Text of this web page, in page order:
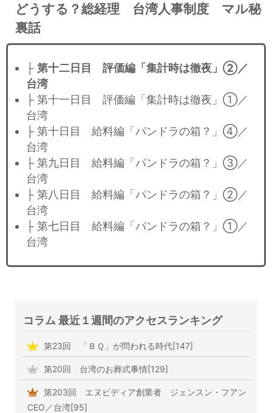
どうする？総経理 台湾人事制度 マル秘
裏話
├ 第十二日目 評価編「集計時は徹夜」②／
台湾
├ 第十一日目 評価編「集計時は徹夜」①／
台湾
├ 第十日目 給料編「パンドラの箱？」④／
台湾
├ 第九日目 給料編「パンドラの箱？」③／
台湾
├ 第八日目 給料編「パンドラの箱？」②／
台湾
├ 第七日目 給料編「パンドラの箱？」①／
台湾
コラム 最近１週間のアクセスランキング
第23回 「ＢＱ」が問われる時代[147]
第20回 台湾のお葬式事情[129]
第203回 エヌビディア創業者 ジェンスン・フアン
CEO／台湾[95]